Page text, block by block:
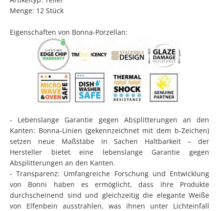
Menge: 12 Stück
Eigenschaften von Bonna-Porzellan:
- Lebenslange Garantie gegen Absplitterungen an den
Kanten: Bonna-Linien (gekennzeichnet mit dem b-Zeichen)
setzen neue Maßstäbe in Sachen Haltbarkeit – der
Hersteller bietet eine lebenslange Garantie gegen
Absplitterungen an den Kanten.
- Transparenz: Umfangreiche Forschung und Entwicklung
von Bonni haben es ermöglicht, dass ihre Produkte
durchscheinend sind und gleichzeitig die elegante Weiße
von Elfenbein ausstrahlen, was ihnen unter Lichteinfall